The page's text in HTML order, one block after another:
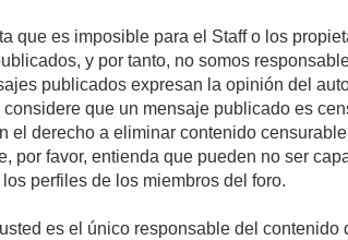
que es imposible para el Staff o los
y por tanto, no somos
publicados expresan la opinión del
que un mensaje publicado es
el derecho a eliminar contenido
por favor, entienda que pueden no ser
perfiles de los miembros del foro.
es el único responsable del